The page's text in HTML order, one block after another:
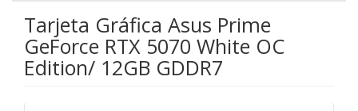
Tarjeta Gráfica Asus Prime
GeForce RTX 5070 White OC
Edition/ 12GB GDDR7